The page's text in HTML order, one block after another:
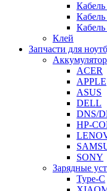
Клей
Запчасти для
ACER
APPLE
ASUS
DELL
DNS/
HP-
SONY
Зарядные
Type-C